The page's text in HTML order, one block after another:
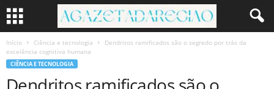
Início Ciência e tecnologia
Dendritos ramificados são o segredo por trás da
excelência cognitiva humana
CIÊNCIA E TECNOLOGIA